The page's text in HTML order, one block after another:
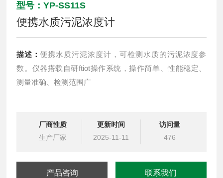
型号：YP-SS11S
便携水质污泥浓度计
描述：便携水质污泥浓度计，可检测水质的污泥浓度参
数。仪器搭载自研ftiot操作系统，操作简单、性能稳定、
测量准确、检测范围广
厂商性质
生产厂家
更新时间
2025-11-11
访问量
476
产品咨询 联系我们